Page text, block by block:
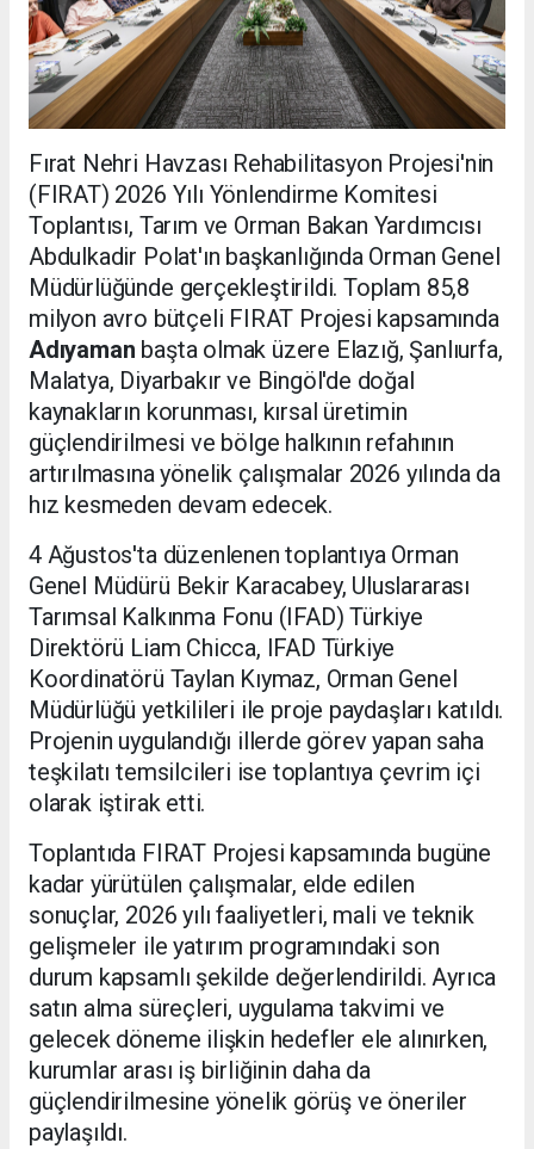
Fırat Nehri Havzası Rehabilitasyon Projesi'nin
(FIRAT) 2026 Yılı Yönlendirme Komitesi
Toplantısı, Tarım ve Orman Bakan Yardımcısı
Abdulkadir Polat'ın başkanlığında Orman Genel
Müdürlüğünde gerçekleştirildi. Toplam 85,8
milyon avro bütçeli FIRAT Projesi kapsamında
Adıyaman başta olmak üzere Elazığ, Şanlıurfa,
Malatya, Diyarbakır ve Bingöl'de doğal
kaynakların korunması, kırsal üretimin
güçlendirilmesi ve bölge halkının refahının
artırılmasına yönelik çalışmalar 2026 yılında da
hız kesmeden devam edecek.
4 Ağustos'ta düzenlenen toplantıya Orman
Genel Müdürü Bekir Karacabey, Uluslararası
Tarımsal Kalkınma Fonu (IFAD) Türkiye
Direktörü Liam Chicca, IFAD Türkiye
Koordinatörü Taylan Kıymaz, Orman Genel
Müdürlüğü yetkilileri ile proje paydaşları katıldı.
Projenin uygulandığı illerde görev yapan saha
teşkilatı temsilcileri ise toplantıya çevrim içi
olarak iştirak etti.
Toplantıda FIRAT Projesi kapsamında bugüne
kadar yürütülen çalışmalar, elde edilen
sonuçlar, 2026 yılı faaliyetleri, mali ve teknik
gelişmeler ile yatırım programındaki son
durum kapsamlı şekilde değerlendirildi. Ayrıca
satın alma süreçleri, uygulama takvimi ve
gelecek döneme ilişkin hedefler ele alınırken,
kurumlar arası iş birliğinin daha da
güçlendirilmesine yönelik görüş ve öneriler
paylaşıldı.